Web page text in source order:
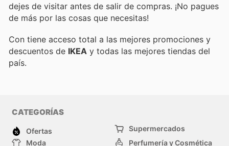
dejes de visitar antes de salir de compras. ¡No pagues
de más por las cosas que necesitas!
Con tiene acceso total a las mejores promociones y
descuentos de IKEA y todas las mejores tiendas del
país.
CATEGORÍAS
Ofertas
Supermercados
Moda
Perfumería y Cosmética